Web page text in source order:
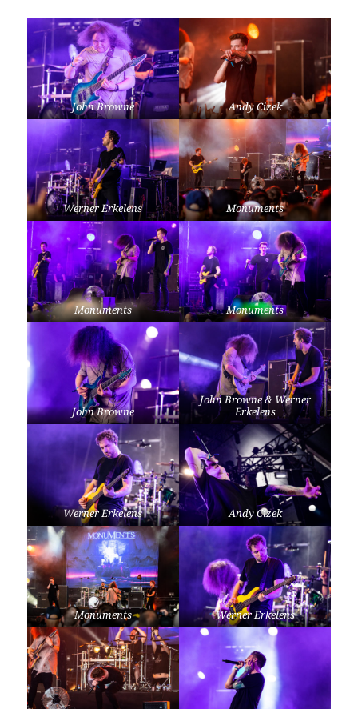
John Browne Andy Cizek
Werner Erkelens Monuments
Monuments Monuments
John Browne
John Browne & Werner
Erkelens
Werner Erkelens Andy Cizek
Monuments Werner Erkelens